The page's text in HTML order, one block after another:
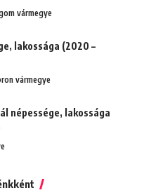
vármegye
lakossága (2020 –
vármegye
népessége, lakossága